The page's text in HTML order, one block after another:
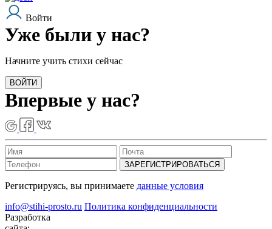
Войти
Уже были у нас?
Начните учить стихи сейчас
ВОЙТИ
Впервые у нас?
ЗАРЕГИСТРИРОВАТЬСЯ
Регистрируясь, вы принимаете данные условия
info@stihi-prosto.ru Политика конфиденциальности
Разработка